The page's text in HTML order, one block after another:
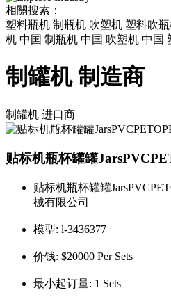
相關搜索：
塑料瓶机 制瓶机 吹塑机 塑料吹
机 中国 制瓶机 中国 吹塑机 中国
制罐机 制造商
制罐机 进口商
贴标机瓶杯罐罐
贴标机瓶杯罐罐
械有限公司
模型: l-3436377
价钱: $20000 Per Sets
最小起订量: 1 Sets